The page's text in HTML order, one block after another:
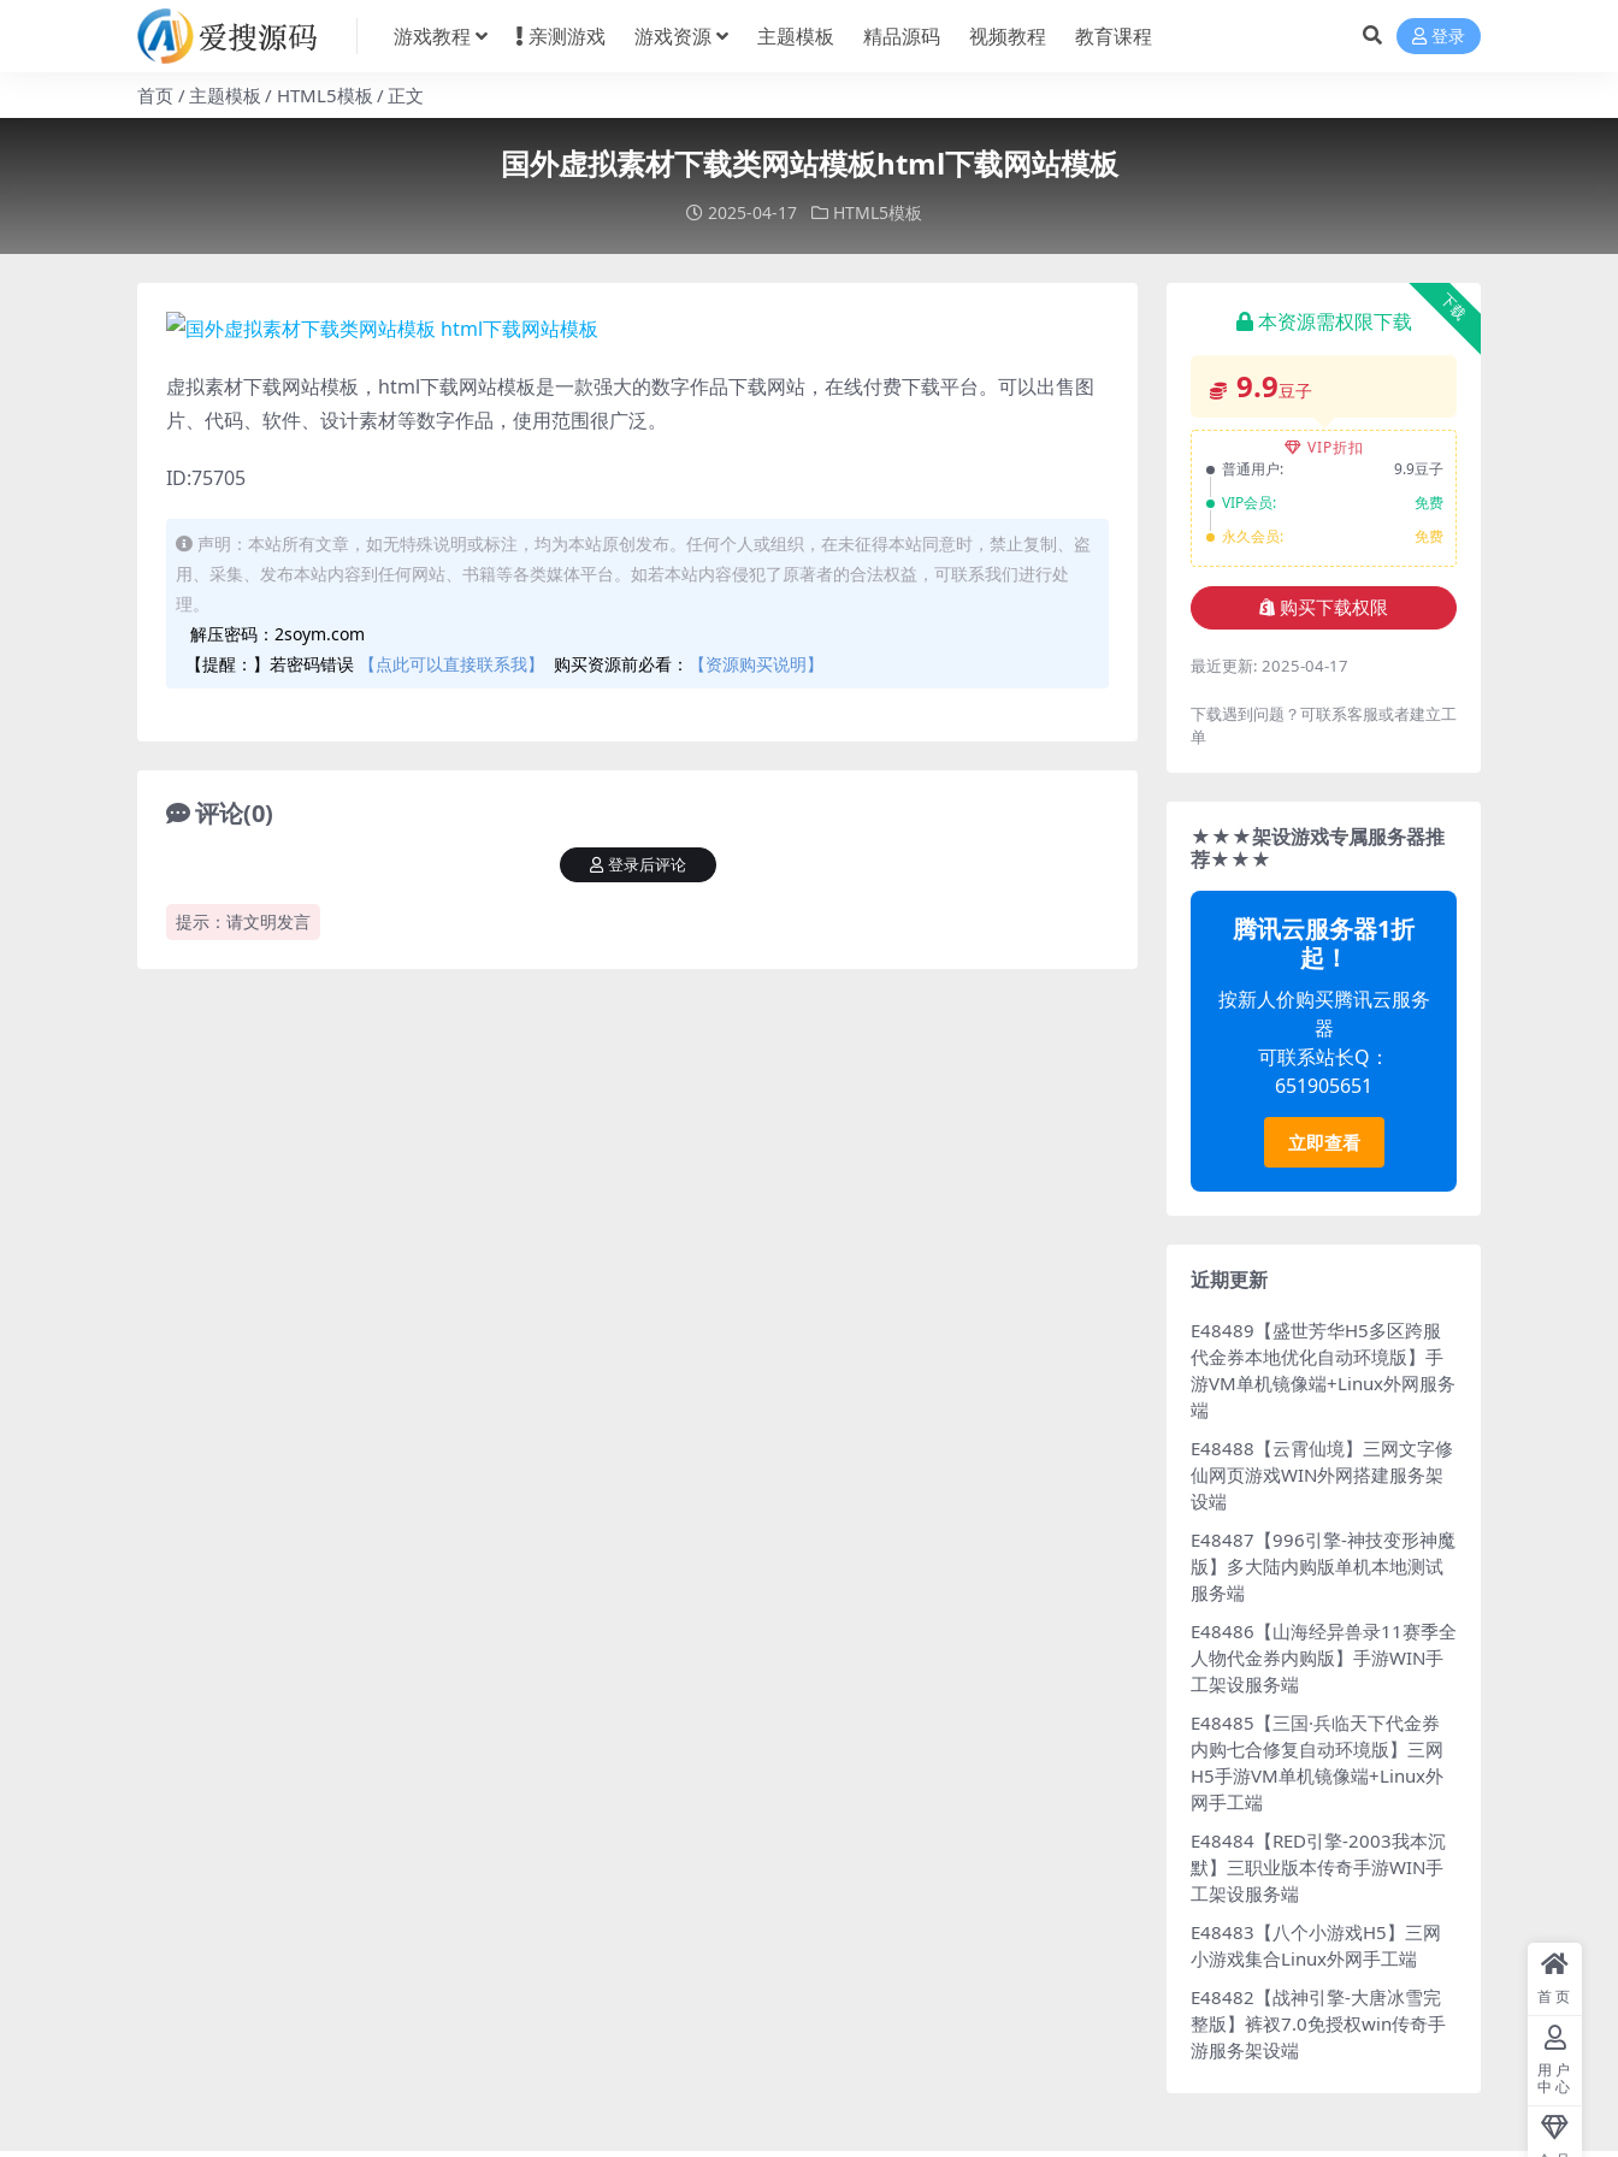
游戏教程 亲测游戏 游戏资源 主题模板 精品源码 视频教程 教育课程 登录
首页 主题模板 HTML5模板 正文
国外虚拟素材下载类网站模板html下载网站模板
2025-04-17 HTML5模板
虚拟素材下载网站模板，html下载网站模板是一款强大的数字作品下载网站，在线付费下载平台。可以出售图
片、代码、软件、设计素材等数字作品，使用范围很广泛。
ID:75705
声明：本站所有文章，如无特殊说明或标注，均为本站原创发布。任何个人或组织，在未征得本站同意时，禁止复制、盗
用、采集、发布本站内容到任何网站、书籍等各类媒体平台。如若本站内容侵犯了原著者的合法权益，可联系我们进行处
理。
解压密码：2soym.com
【提醒：】若密码错误
【点此可以直接联系我】 购买资源前必看： 【资源购买说明】
评论(0)
提示：请文明发言
登录后评论
下载
本资源需权限下载
9.9豆子
VIP折扣
普通用户:
9.9豆子
VIP会员:
免费
永久会员:
免费
购买下载权限
最近更新: 2025-04-17
下载遇到问题？可联系客服或者建立工
单
★★★架设游戏专属服务器推
荐★★★
腾讯云服务器1折
起！
按新人价购买腾讯云服务
器
可联系站长Q：
651905651
立即查看
近期更新
E48489【盛世芳华H5多区跨服
代金券本地优化自动环境版】手
游VM单机镜像端+Linux外网服务
端
E48488【云霄仙境】三网文字修
仙网页游戏WIN外网搭建服务架
设端
E48487【996引擎-神技变形神魔
版】多大陆内购版单机本地测试
服务端
E48486【山海经异兽录11赛季全
人物代金券内购版】手游WIN手
工架设服务端
E48485【三国·兵临天下代金券
内购七合修复自动环境版】三网
H5手游VM单机镜像端+Linux外
网手工端
E48484【RED引擎-2003我本沉
默】三职业版本传奇手游WIN手
工架设服务端
E48483【八个小游戏H5】三网
小游戏集合Linux外网手工端
E48482【战神引擎-大唐冰雪完
整版】裤衩7.0免授权win传奇手
游服务架设端
首页
用户
中心